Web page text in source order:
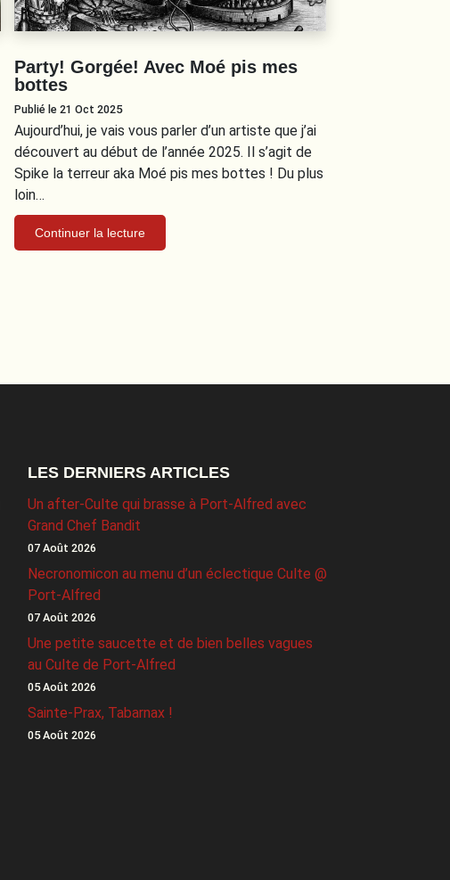
Party! Gorgée! Avec Moé pis mes
bottes
Publié le 21 Oct 2025
Aujourd’hui, je vais vous parler d’un artiste que j’ai
découvert au début de l’année 2025. Il s’agit de
Spike la terreur aka Moé pis mes bottes ! Du plus
loin…
Continuer la lecture
LES DERNIERS ARTICLES
Un after-Culte qui brasse à Port-Alfred avec
Grand Chef Bandit
07 Août 2026
Necronomicon au menu d’un éclectique Culte @
Port-Alfred
07 Août 2026
Une petite saucette et de bien belles vagues
au Culte de Port-Alfred
05 Août 2026
Sainte-Prax, Tabarnax !
05 Août 2026